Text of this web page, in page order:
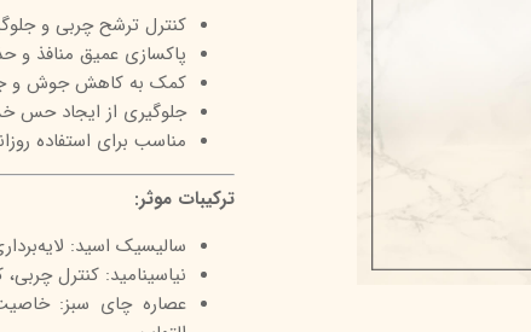
میکاپ رز
شال کوین
اوک
سون کوئین
کنترل ترشح چربی و
پاکسازی عمیق منافذ و
کمک به کاهش جوش و
جلوگیری از ایجاد
مناسب برای استفاده
ترکیبات موثر:
سالیسیک اسید:
نیاسینامید: کنترل
عصاره چای سبز: